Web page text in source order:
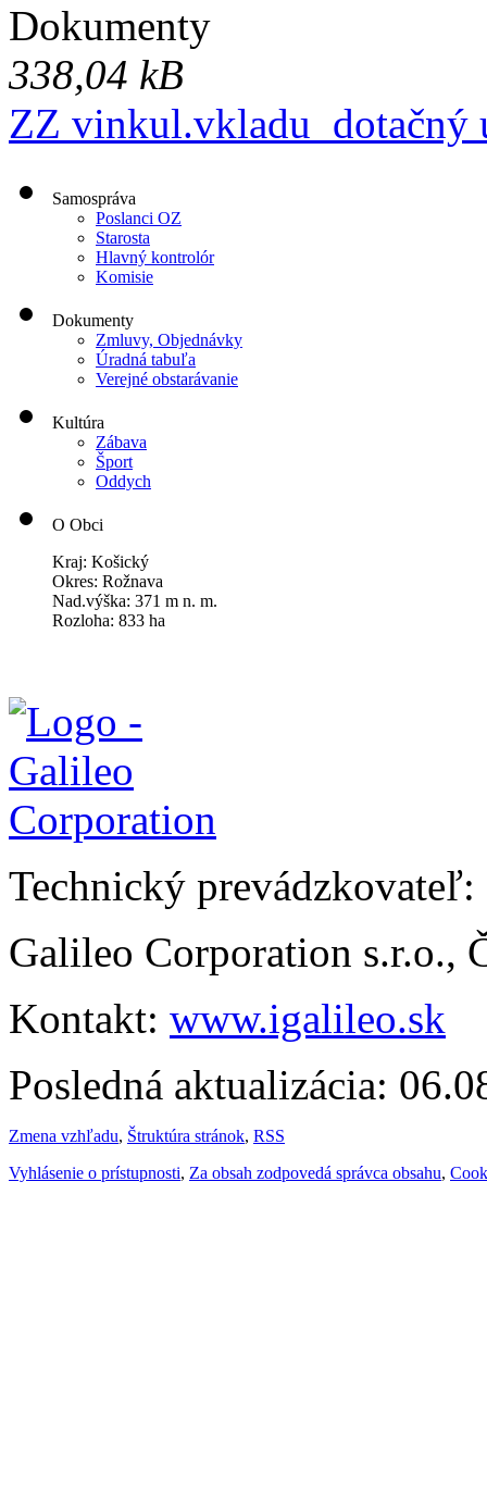
Dokumenty
338,04 kB
ZZ vinkul.vkladu_dotačný
Samospráva
Poslanci OZ
Starosta
Hlavný kontrolór
Komisie
Dokumenty
Zmluvy, Objednávky
Úradná tabuľa
Verejné obstarávanie
Kultúra
Zábava
Šport
Oddych
O Obci
Kraj: Košický
Okres: Rožnava
Nad.výška: 371 m n. m.
Rozloha: 833 ha
Technický prevádzkovateľ:
Galileo Corporation s.r.o.,
Kontakt: www.igalileo.sk
Posledná aktualizácia:
Zmena vzhľadu, Štruktúra stránok, RSS
Vyhlásenie o prístupnosti, Za obsah zodpovedá správca obsahu,